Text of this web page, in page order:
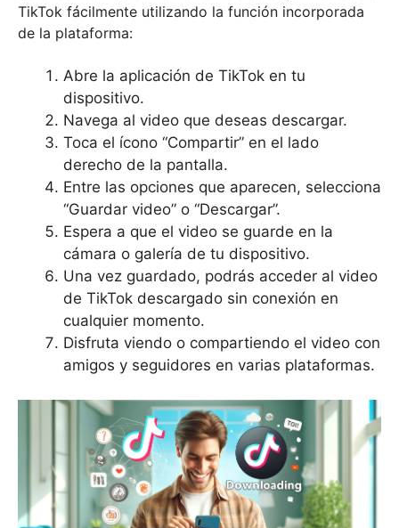
TikTok fácilmente utilizando la función incorporada
de la plataforma:
Abre la aplicación de TikTok en tu
dispositivo.
Navega al video que deseas descargar.
Toca el ícono “Compartir” en el lado
derecho de la pantalla.
Entre las opciones que aparecen, selecciona
“Guardar video” o “Descargar”.
Espera a que el video se guarde en la
cámara o galería de tu dispositivo.
Una vez guardado, podrás acceder al video
de TikTok descargado sin conexión en
cualquier momento.
Disfruta viendo o compartiendo el video con
amigos y seguidores en varias plataformas.